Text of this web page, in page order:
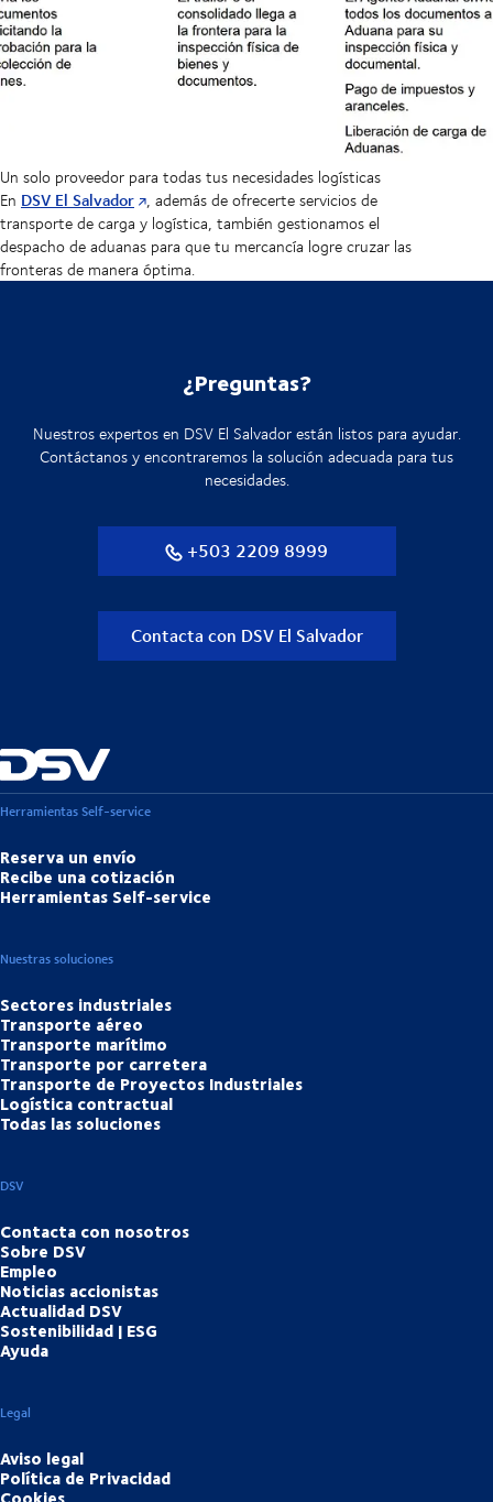
Un solo proveedor para todas tus necesidades logísticas
En DSV El Salvador , además de ofrecerte servicios de
transporte de carga y logística, también gestionamos el
despacho de aduanas para que tu mercancía logre cruzar las
fronteras de manera óptima.
¿Preguntas?
Nuestros expertos en DSV El Salvador están listos para ayudar.
Contáctanos y encontraremos la solución adecuada para tus
necesidades.
+503 2209 8999
Contacta con DSV El Salvador
Herramientas Self-service
Reserva un envío
Recibe una cotización
Herramientas Self-service
Nuestras soluciones
Sectores industriales
Transporte aéreo
Transporte marítimo
Transporte por carretera
Transporte de Proyectos Industriales
Logística contractual
Todas las soluciones
DSV
Contacta con nosotros
Sobre DSV
Empleo
Noticias accionistas
Actualidad DSV
Sostenibilidad | ESG
Ayuda
Legal
Aviso legal
Política de Privacidad